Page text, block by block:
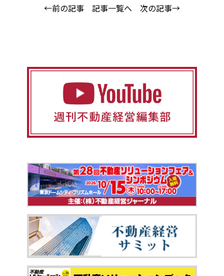
←前の記事 記事一覧へ 次の記事→